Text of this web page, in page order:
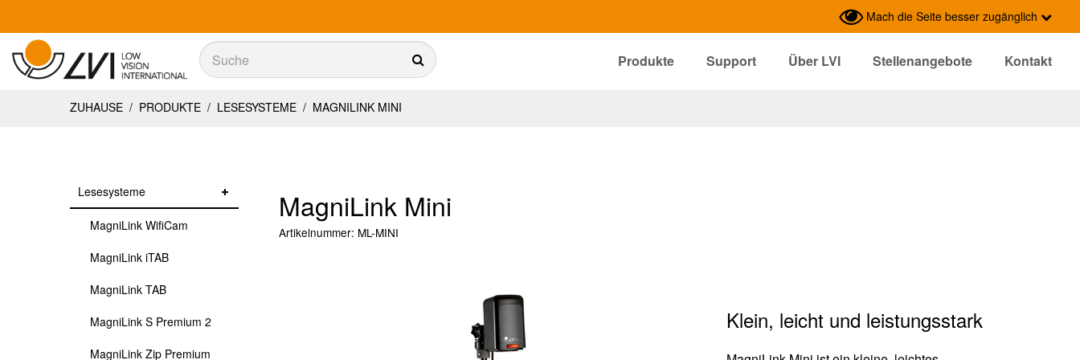
Mach die Seite besser zugänglich
Suche
Produkte Support Über LVI Stellenangebote
Kontakt
ZUHAUSE / PRODUKTE / LESESYSTEME / MAGNILINK MINI
Lesesysteme
MagniLink WifiCam
MagniLink iTAB
MagniLink TAB
MagniLink S Premium 2
MagniLink Zip Premium
MagniLink Mini
Artikelnummer: ML-MINI
Klein, leicht und leistungsstark